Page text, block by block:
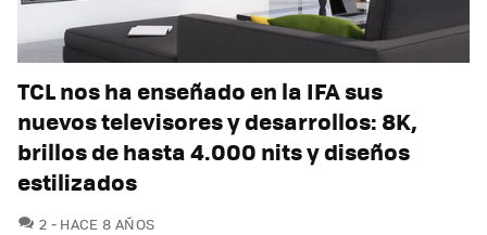
TCL nos ha enseñado en la IFA sus
nuevos televisores y desarrollos: 8K,
brillos de hasta 4.000 nits y diseños
estilizados
2 COMENTARIOS
HACE 8 AÑOS